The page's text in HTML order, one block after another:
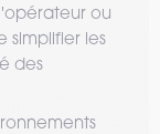
ou
simplifier les
des